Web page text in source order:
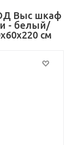
Выс шкаф
- белый/
см